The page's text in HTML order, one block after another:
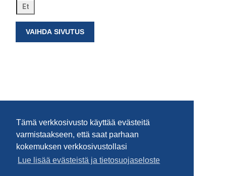
Tämä verkkosivusto käyttää evästeitä
varmistaakseen, että saat parhaan
kokemuksen verkkosivustollasi
Lue lisää evästeistä ja tietosuojaseloste
VAIHDA SIVUTUS